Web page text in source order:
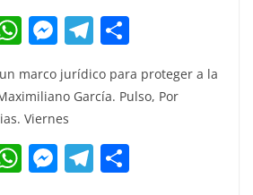
W
at
s
A
p
M
e
ss
e
n
g
T
e
a
m
m
marco jurídico para proteger a la
García. Pulso, Por
Viernes
W M T